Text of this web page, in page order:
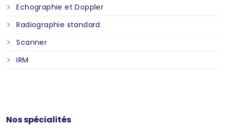
Echographie et Doppler
Radiographie standard
Scanner
IRM
Nos spécialités